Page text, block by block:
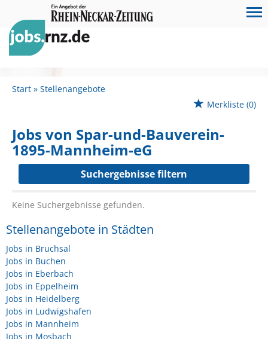
Start
Stellenangebote
Merkliste (0)
Jobs von Spar-und-Bauverein-
1895-Mannheim-eG
Suchergebnisse filtern
Keine Suchergebnisse gefunden.
Stellenangebote in Städten
Jobs in Bruchsal
Jobs in Buchen
Jobs in Eberbach
Jobs in Eppelheim
Jobs in Heidelberg
Jobs in Ludwigshafen
Jobs in Mannheim
Jobs in Mosbach